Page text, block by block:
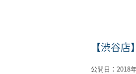
【渋谷
公開日：2018